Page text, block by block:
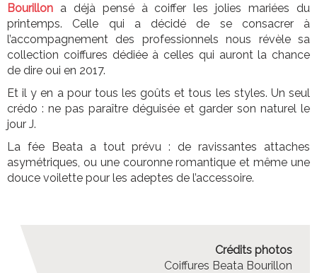
Bourillon a déjà pensé à coiffer les jolies mariées du
printemps. Celle qui a décidé de se consacrer à
l’accompagnement des professionnels nous révèle sa
collection coiffures dédiée à celles qui auront la chance
de dire oui en 2017.
Et il y en a pour tous les goûts et tous les styles. Un seul
crédo : ne pas paraître déguisée et garder son naturel le
jour J.
La fée Beata a tout prévu : de ravissantes attaches
asymétriques, ou une couronne romantique et même une
douce voilette pour les adeptes de l’accessoire.
Crédits photos
Coiffures Beata Bourillon